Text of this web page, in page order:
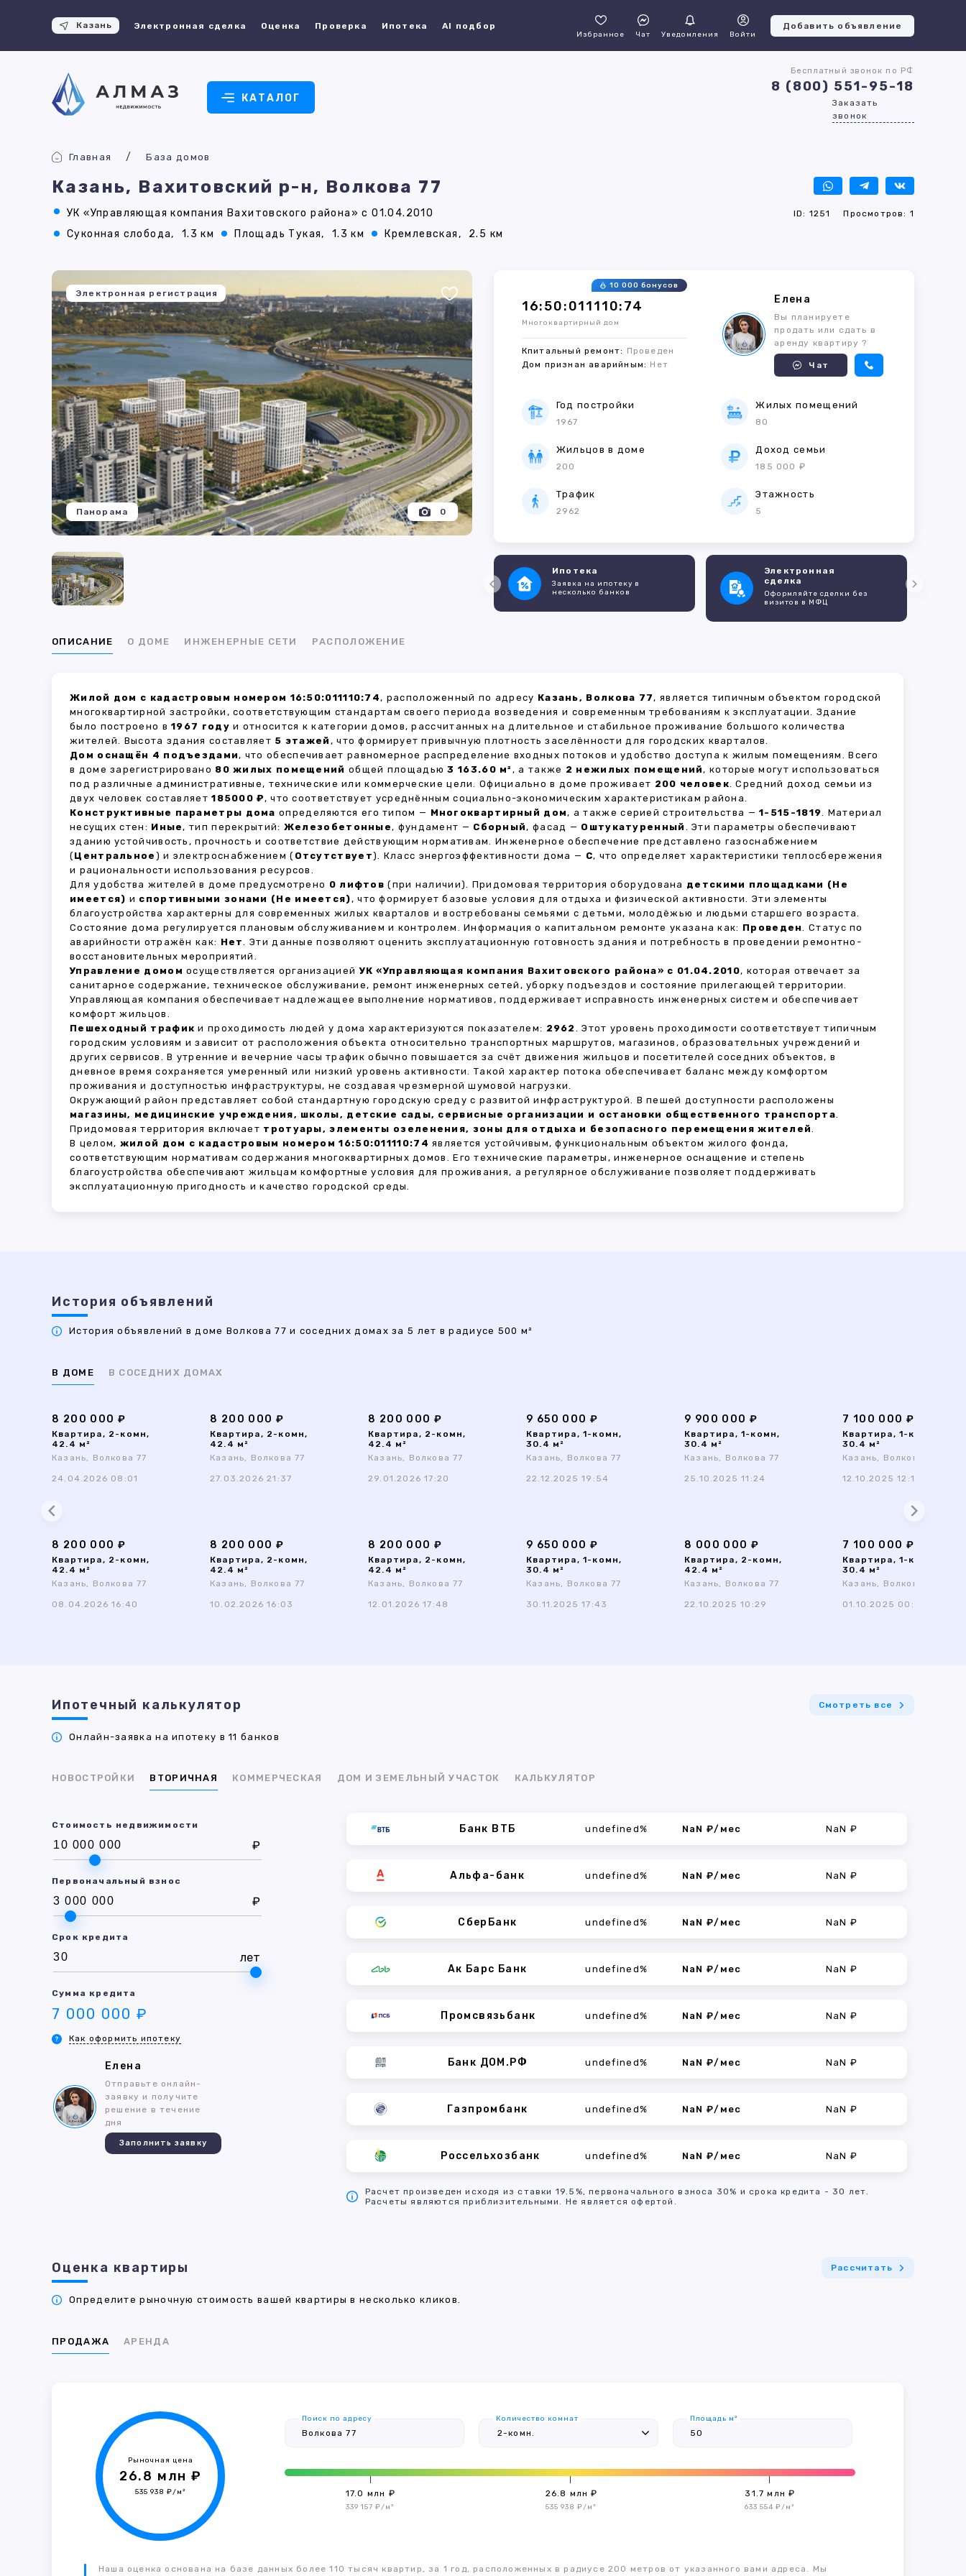
Казань Электронная сделка Оценка Проверка Ипотека AI подбор
Избранное Чат Уведомления Войти
Добавить объявление
КАТАЛОГ
Бесплатный звонок по РФ
8 (800) 551-95-18
Заказать
звонок
Главная База домов
Казань, Вахитовский р-н, Волкова 77
УК «Управляющая компания Вахитовского района» с 01.04.2010 ID: 1251 Просмотров: 1
Суконная слобода, 1.3 км Площадь Тукая, 1.3 км Кремлевская, 2.5 км
Электронная регистрация
0
Панорама
16:50:011110:74
10 000 бонусов
Многоквартирный дом
Кпитальный ремонт: Проведен
Дом признан аварийным: Нет
Елена
Вы планируете
продать или сдать в
аренду квартиру ?
Чат
Год постройки
1967
Жилых помещений
80
Жильцов в доме
200
Доход семьи
185 000 ₽
Трафик
2962
Этажность
5
Ипотека
Заявка на ипотеку в
несколько банков
Электронная
сделка
Оформляйте сделки без
визитов в МФЦ
ОПИСАНИЕ О ДОМЕ ИНЖЕНЕРНЫЕ СЕТИ РАСПОЛОЖЕНИЕ
Жилой дом с кадастровым номером 16:50:011110:74, расположенный по адресу Казань, Волкова 77, является типичным объектом городской
многоквартирной застройки, соответствующим стандартам своего периода возведения и современным требованиям к эксплуатации. Здание
было построено в1967 году и относится к категории домов, рассчитанных на длительное и стабильное проживание большого количества
жителей. Высота здания составляет 5 этажей , что формирует привычную плотность заселённости для городских кварталов.
Дом оснащён 4 подъездами, что обеспечивает равномерное распределение входных потоков и удобство доступа к жилым помещениям. Всего
в доме зарегистрировано 80 жилых помещений общей площадью3 163.60 м² , а также 2 нежилых помещений, которые могут использоваться
под различные административные, технические или коммерческие цели. Официально в доме проживает 200 человек. Средний доход семьи из
двух человек составляет185000 ₽, что соответствует усреднённым социально-экономическим характеристикам района.
Конструктивные параметры дома определяются его типом — Многоквартирный дом, а также серией строительства —1-515-1819. Материал
несущих стен: Иные, тип перекрытий: Железобетонные, фундамент — Сборный, фасад — Оштукатуренный . Эти параметры обеспечивают
зданию устойчивость, прочность и соответствие действующим нормативам. Инженерное обеспечение представлено газоснабжением
(Центральное ) и электроснабжением ( Отсутствует). Класс энергоэффективности дома — C, что определяет характеристики теплосбережения
и рациональности использования ресурсов.
Для удобства жителей в доме предусмотрено 0 лифтов (при наличии). Придомовая территория оборудована детскими площадками (Не
имеется) и спортивными зонами (Не имеется), что формирует базовые условия для отдыха и физической активности. Эти элементы
благоустройства характерны для современных жилых кварталов и востребованы семьями с детьми, молодёжью и людьми старшего возраста.
Состояние дома регулируется плановым обслуживанием и контролем. Информация о капитальном ремонте указана как: Проведен. Статус по
аварийности отражён как: Нет. Эти данные позволяют оценить эксплуатационную готовность здания и потребность в проведении ремонтно-
восстановительных мероприятий.
Управление домом осуществляется организациейУК «Управляющая компания Вахитовского района» с 01.04.2010, которая отвечает за
санитарное содержание, техническое обслуживание, ремонт инженерных сетей, уборку подъездов и состояние прилегающей территории.
Управляющая компания обеспечивает надлежащее выполнение нормативов, поддерживает исправность инженерных систем и обеспечивает
комфорт жильцов.
Пешеходный трафик и проходимость людей у дома характеризуются показателем: 2962 . Этот уровень проходимости соответствует типичным
городским условиям и зависит от расположения объекта относительно транспортных маршрутов, магазинов, образовательных учреждений и
других сервисов. В утренние и вечерние часы трафик обычно повышается за счёт движения жильцов и посетителей соседних объектов, в
дневное время сохраняется умеренный или низкий уровень активности. Такой характер потока обеспечивает баланс между комфортом
проживания и доступностью инфраструктуры, не создавая чрезмерной шумовой нагрузки.
Окружающий район представляет собой стандартную городскую среду с развитой инфраструктурой. В пешей доступности расположены
магазины, медицинские учреждения, школы, детские сады, сервисные организации и остановки общественного транспорта.
Придомовая территория включает тротуары, элементы озеленения, зоны для отдыха и безопасного перемещения жителей.
В целом, жилой дом с кадастровым номером 16:50:011110:74 является устойчивым, функциональным объектом жилого фонда,
соответствующим нормативам содержания многоквартирных домов. Его технические параметры, инженерное оснащение и степень
благоустройства обеспечивают жильцам комфортные условия для проживания, а регулярное обслуживание позволяет поддерживать
эксплуатационную пригодность и качество городской среды.
История объявлений
История объявлений в доме Волкова 77 и соседних домах за 5 лет в радиусе 500 м²
В ДОМЕ В СОСЕДНИХ ДОМАХ
8 200 000 ₽
Квартира, 2-комн,
42.4 м²
Казань, Волкова 77
24.04.2026 08:01
8 200 000 ₽
Квартира, 2-комн,
42.4 м²
Казань, Волкова 77
27.03.2026 21:37
8 200 000 ₽
Квартира, 2-комн,
42.4 м²
Казань, Волкова 77
29.01.2026 17:20
9 650 000 ₽
Квартира, 1-комн,
30.4 м²
Казань, Волкова 77
22.12.2025 19:54
9 900 000 ₽
Квартира, 1-комн,
30.4 м²
Казань, Волкова 77
25.10.2025 11:24
7 100 000 ₽
Квартира, 1-комн,
30.4 м²
Казань, Волкова 77
12.10.2025 12:15
8 200 000 ₽
Квартира, 2-комн,
42.4 м²
Казань, Волкова 77
08.04.2026 16:40
8 200 000 ₽
Квартира, 2-комн,
42.4 м²
Казань, Волкова 77
10.02.2026 16:03
8 200 000 ₽
Квартира, 2-комн,
42.4 м²
Казань, Волкова 77
12.01.2026 17:48
9 650 000 ₽
Квартира, 1-комн,
30.4 м²
Казань, Волкова 77
30.11.2025 17:43
8 000 000 ₽
Квартира, 2-комн,
42.4 м²
Казань, Волкова 77
22.10.2025 10:29
7 100 000 ₽
Квартира, 1-комн,
30.4 м²
Казань, Волкова 77
01.10.2025 00:02
Ипотечный калькулятор Смотреть все
Онлайн-заявка на ипотеку в 11 банков
НОВОСТРОЙКИ ВТОРИЧНАЯ КОММЕРЧЕСКАЯ ДОМ И ЗЕМЕЛЬНЫЙ УЧАСТОК КАЛЬКУЛЯТОР
Стоимость недвижимости
₽
Первоначальный взнос
₽
Срок кредита
лет
Сумма кредита
7 000 000 ₽
Как оформить ипотеку
Елена
Отправьте онлайн-
заявку и получите
решение в течение
дня
Заполнить заявку
Банк ВТБ undefined% NaN ₽/мес NaN ₽
Альфа-банк undefined% NaN ₽/мес NaN ₽
СберБанк undefined% NaN ₽/мес NaN ₽
Ак Барс Банк undefined% NaN ₽/мес NaN ₽
Промсвязьбанк undefined% NaN ₽/мес NaN ₽
Банк ДОМ.РФ undefined% NaN ₽/мес NaN ₽
Газпромбанк undefined% NaN ₽/мес NaN ₽
Россельхозбанк undefined% NaN ₽/мес NaN ₽
Расчет произведен исходя из ставки 19.5%, первоначального взноса 30% и срока кредита - 30 лет.
Расчеты являются приблизительными. Не является офертой.
Оценка квартиры Рассчитать
Определите рыночную стоимость вашей квартиры в несколько кликов.
ПРОДАЖА АРЕНДА
Рыночная цена
26.8 млн ₽
535 938 ₽/м²
Поиск по адресу Количество комнат Площадь м²
17.0 млн ₽
339 157 ₽/м²
26.8 млн ₽
535 938 ₽/м²
31.7 млн ₽
633 554 ₽/м²
Наша оценка основана на базе данных более 110 тысяч квартир, за 1 год, расположенных в радиусе 200 метров от указанного вами адреса. Мы